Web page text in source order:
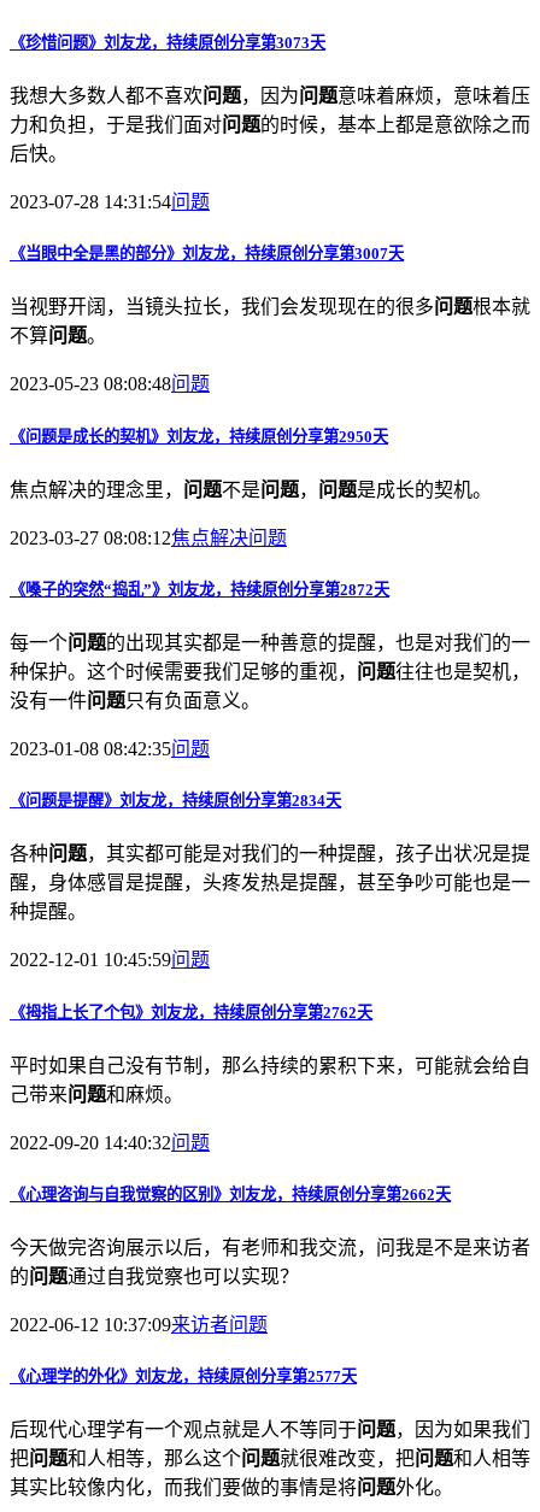
《珍惜问题》刘友龙，持续原创分享第3073天
我想大多数人都不喜欢问题，因为问题意味着麻烦，意味着压
力和负担，于是我们面对问题的时候，基本上都是意欲除之而
后快。
2023-07-28 14:31:54问题
《当眼中全是黑的部分》刘友龙，持续原创分享第3007天
当视野开阔，当镜头拉长，我们会发现现在的很多问题根本就
不算问题。
2023-05-23 08:08:48问题
《问题是成长的契机》刘友龙，持续原创分享第2950天
焦点解决的理念里， 问题不是问题， 问题是成长的契机。
2023-03-27 08:08:12焦点解决问题
《嗓子的突然“捣乱”》刘友龙，持续原创分享第2872天
每一个问题的出现其实都是一种善意的提醒，也是对我们的一
种保护。这个时候需要我们足够的重视， 问题往往也是契机，
没有一件问题只有负面意义。
2023-01-08 08:42:35问题
《问题是提醒》刘友龙，持续原创分享第2834天
各种问题，其实都可能是对我们的一种提醒，孩子出状况是提
醒，身体感冒是提醒，头疼发热是提醒，甚至争吵可能也是一
种提醒。
2022-12-01 10:45:59问题
《拇指上长了个包》刘友龙，持续原创分享第2762天
平时如果自己没有节制，那么持续的累积下来，可能就会给自
己带来问题和麻烦。
2022-09-20 14:40:32问题
《心理咨询与自我觉察的区别》刘友龙，持续原创分享第2662天
今天做完咨询展示以后，有老师和我交流，问我是不是来访者
的问题通过自我觉察也可以实现？
2022-06-12 10:37:09来访者问题
《心理学的外化》刘友龙，持续原创分享第2577天
后现代心理学有一个观点就是人不等同于问题，因为如果我们
把问题和人相等，那么这个问题就很难改变，把问题和人相等
其实比较像内化，而我们要做的事情是将问题外化。